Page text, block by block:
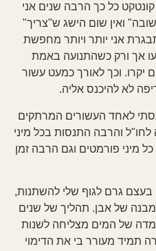
כל כך הרבה שנים אני
ואין שום הישג ש"צריך"
אני יותר ויותר מחפשת
אך ורק כשהתנועה באמת
יקרו. וכך לאורך כמעט עשור
לא להיכנס אליה.
לאחד העשורים המרתקים
והרבה התנסות בכל מיני
מיני פורמטים וגם הרבה זמן
גרם לגוף שלי להשתנות,
של אבן. תהליך של שנים
של המים מצליחה לשנות
תמיד מעורר בי את הדימוי